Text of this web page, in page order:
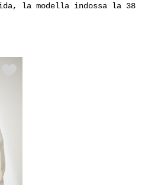
la modella indossa la 38